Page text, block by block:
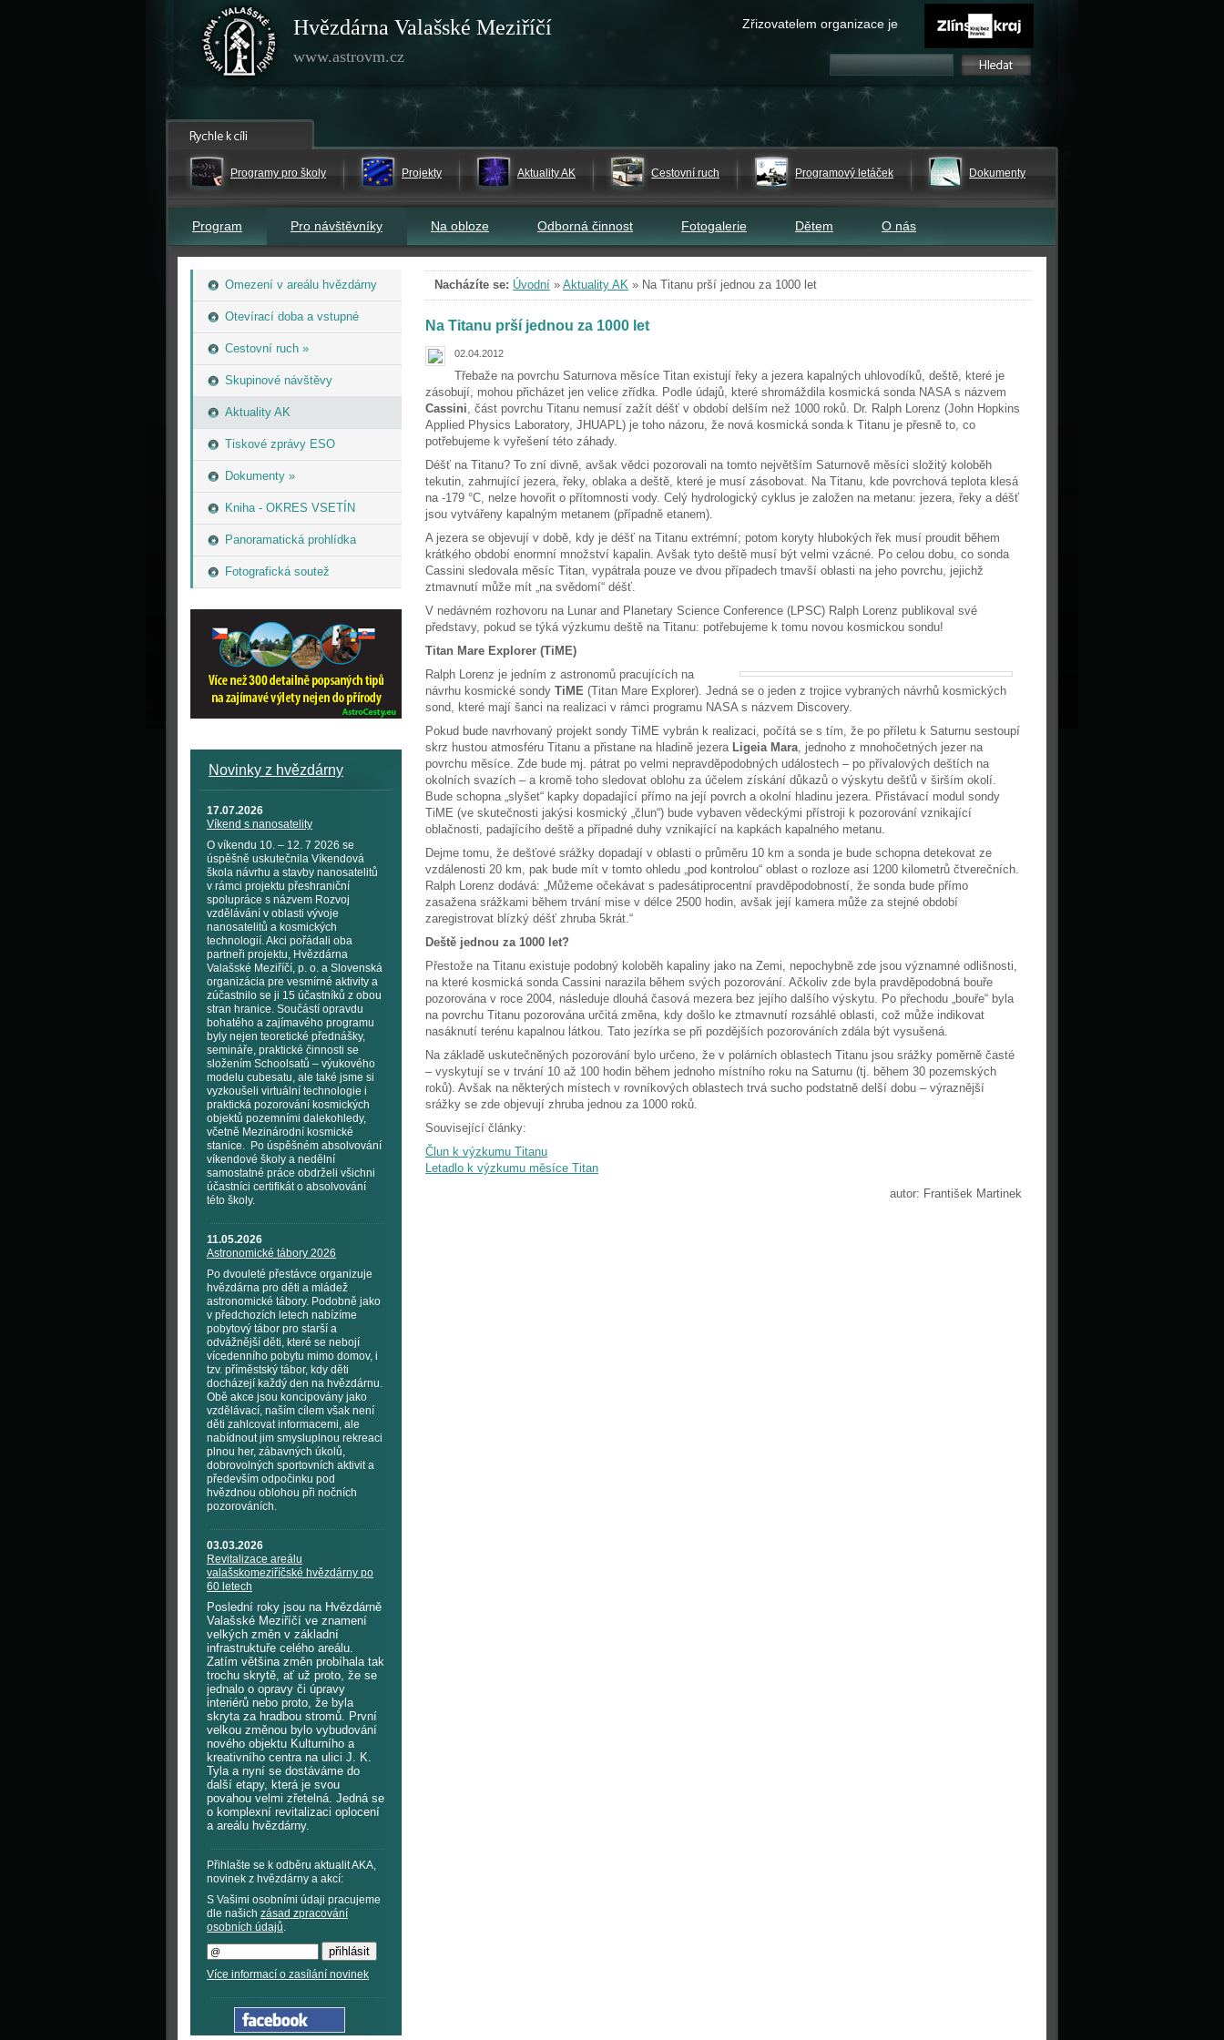
Hvězdárna Valašské Meziříčí
www.astrovm.cz
Zřizovatelem organizace je
Programy pro školy Projekty Aktuality AK Cestovní ruch Programový letáček Dokumenty
Program Pro návštěvníky Na obloze Odborná činnost Fotogalerie Dětem O nás
Omezení v areálu hvězdárny
Otevírací doba a vstupné
Cestovní ruch »
Skupinové návštěvy
Aktuality AK
Tiskové zprávy ESO
Dokumenty »
Kniha - OKRES VSETÍN
Panoramatická prohlídka
Fotografická soutež
Novinky z hvězdárny
17.07.2026
Víkend s nanosatelity
O víkendu 10. – 12. 7 2026 se
úspěšně uskutečnila Víkendová
škola návrhu a stavby nanosatelitů
v rámci projektu přeshraniční
spolupráce s názvem Rozvoj
vzdělávání v oblasti vývoje
nanosatelitů a kosmických
technologií. Akci pořádali oba
partneři projektu, Hvězdárna
Valašské Meziříčí, p. o. a Slovenská
organizácia pre vesmírné aktivity a
zúčastnilo se ji 15 účastníků z obou
stran hranice. Součástí opravdu
bohatého a zajímavého programu
byly nejen teoretické přednášky,
semináře, praktické činnosti se
složením Schoolsatů – výukového
modelu cubesatu, ale také jsme si
vyzkoušeli virtuální technologie i
praktická pozorování kosmických
objektů pozemními dalekohledy,
včetně Mezinárodní kosmické
stanice. Po úspěšném absolvování
víkendové školy a nedělní
samostatné práce obdrželi všichni
účastníci certifikát o absolvování
této školy.
11.05.2026
Astronomické tábory 2026
Po dvouleté přestávce organizuje
hvězdárna pro děti a mládež
astronomické tábory. Podobně jako
v předchozích letech nabízíme
pobytový tábor pro starší a
odvážnější děti, které se nebojí
vícedenního pobytu mimo domov, i
tzv. příměstský tábor, kdy děti
docházejí každý den na hvězdárnu.
Obě akce jsou koncipovány jako
vzdělávací, naším cílem však není
děti zahlcovat informacemi, ale
nabídnout jim smysluplnou rekreaci
plnou her, zábavných úkolů,
dobrovolných sportovních aktivit a
především odpočinku pod
hvězdnou oblohou při nočních
pozorováních.
03.03.2026
Revitalizace areálu
valašskomeziříčské hvězdárny po
60 letech
Poslední roky jsou na Hvězdárně
Valašské Meziříčí ve znamení
velkých změn v základní
infrastruktuře celého areálu.
Zatím většina změn probíhala tak
trochu skrytě, ať už proto, že se
jednalo o opravy či úpravy
interiérů nebo proto, že byla
skryta za hradbou stromů. První
velkou změnou bylo vybudování
nového objektu Kulturního a
kreativního centra na ulici J. K.
Tyla a nyní se dostáváme do
další etapy, která je svou
povahou velmi zřetelná. Jedná se
o komplexní revitalizaci oplocení
a areálu hvězdárny.
Přihlašte se k odběru aktualit AKA,
novinek z hvězdárny a akcí:
S Vašimi osobními údaji pracujeme
dle našich zásad zpracování
osobních údajů.
Více informací o zasílání novinek
Nacházíte se: Úvodní » Aktuality AK » Na Titanu prší jednou za 1000 let
Na Titanu prší jednou za 1000 let
02.04.2012
Třebaže na povrchu Saturnova měsíce Titan existují řeky a jezera kapalných uhlovodíků, deště, které je
zásobují, mohou přicházet jen velice zřídka. Podle údajů, které shromáždila kosmická sonda NASA s názvem
Cassini, část povrchu Titanu nemusí zažít déšť v období delším než 1000 roků. Dr. Ralph Lorenz (John Hopkins
Applied Physics Laboratory, JHUAPL) je toho názoru, že nová kosmická sonda k Titanu je přesně to, co
potřebujeme k vyřešení této záhady.
Déšť na Titanu? To zní divně, avšak vědci pozorovali na tomto největším Saturnově měsíci složitý koloběh
tekutin, zahrnující jezera, řeky, oblaka a deště, které je musí zásobovat. Na Titanu, kde povrchová teplota klesá
na -179 °C, nelze hovořit o přítomnosti vody. Celý hydrologický cyklus je založen na metanu: jezera, řeky a déšť
jsou vytvářeny kapalným metanem (případně etanem).
A jezera se objevují v době, kdy je déšť na Titanu extrémní; potom koryty hlubokých řek musí proudit během
krátkého období enormní množství kapalin. Avšak tyto deště musí být velmi vzácné. Po celou dobu, co sonda
Cassini sledovala měsíc Titan, vypátrala pouze ve dvou případech tmavší oblasti na jeho povrchu, jejichž
ztmavnutí může mít „na svědomí“ déšť.
V nedávném rozhovoru na Lunar and Planetary Science Conference (LPSC) Ralph Lorenz publikoval své
představy, pokud se týká výzkumu deště na Titanu: potřebujeme k tomu novou kosmickou sondu!
Titan Mare Explorer (TiME)
Ralph Lorenz je jedním z astronomů pracujících na
návrhu kosmické sondy TiME (Titan Mare Explorer). Jedná se o jeden z trojice vybraných návrhů kosmických
sond, které mají šanci na realizaci v rámci programu NASA s názvem Discovery.
Pokud bude navrhovaný projekt sondy TiME vybrán k realizaci, počítá se s tím, že po příletu k Saturnu sestoupí
skrz hustou atmosféru Titanu a přistane na hladině jezera Ligeia Mara, jednoho z mnohočetných jezer na
povrchu měsíce. Zde bude mj. pátrat po velmi nepravděpodobných událostech – po přívalových deštích na
okolních svazích – a kromě toho sledovat oblohu za účelem získání důkazů o výskytu dešťů v širším okolí.
Bude schopna „slyšet“ kapky dopadající přímo na její povrch a okolní hladinu jezera. Přistávací modul sondy
TiME (ve skutečnosti jakýsi kosmický „člun“) bude vybaven vědeckými přístroji k pozorování vznikající
oblačnosti, padajícího deště a případné duhy vznikající na kapkách kapalného metanu.
Dejme tomu, že dešťové srážky dopadají v oblasti o průměru 10 km a sonda je bude schopna detekovat ze
vzdálenosti 20 km, pak bude mít v tomto ohledu „pod kontrolou“ oblast o rozloze asi 1200 kilometrů čtverečních.
Ralph Lorenz dodává: „Můžeme očekávat s padesátiprocentní pravděpodobností, že sonda bude přímo
zasažena srážkami během trvání mise v délce 2500 hodin, avšak její kamera může za stejné období
zaregistrovat blízký déšť zhruba 5krát.“
Deště jednou za 1000 let?
Přestože na Titanu existuje podobný koloběh kapaliny jako na Zemi, nepochybně zde jsou významné odlišnosti,
na které kosmická sonda Cassini narazila během svých pozorování. Ačkoliv zde byla pravděpodobná bouře
pozorována v roce 2004, následuje dlouhá časová mezera bez jejího dalšího výskytu. Po přechodu „bouře“ byla
na povrchu Titanu pozorována určitá změna, kdy došlo ke ztmavnutí rozsáhlé oblasti, což může indikovat
nasáknutí terénu kapalnou látkou. Tato jezírka se při pozdějších pozorováních zdála být vysušená.
Na základě uskutečněných pozorování bylo určeno, že v polárních oblastech Titanu jsou srážky poměrně časté
– vyskytují se v trvání 10 až 100 hodin během jednoho místního roku na Saturnu (tj. během 30 pozemských
roků). Avšak na některých místech v rovníkových oblastech trvá sucho podstatně delší dobu – výraznější
srážky se zde objevují zhruba jednou za 1000 roků.
Související články:
Člun k výzkumu Titanu
Letadlo k výzkumu měsíce Titan
autor: František Martinek